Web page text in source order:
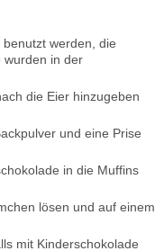
werden, die
wurden in der
die Eier hinzugeben
und eine Prise
in die Muffins
lösen und auf einem
mit Kinderschokolade